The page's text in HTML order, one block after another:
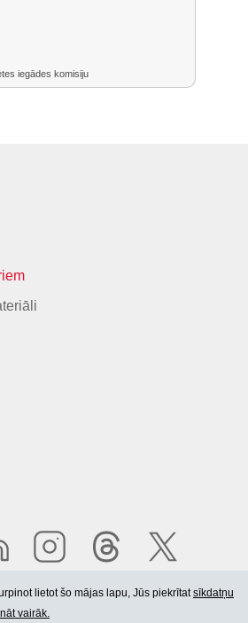
iegādes komisiju
lietot šo mājas lapu, Jūs piekrītatsīkdatņu
vairāk.